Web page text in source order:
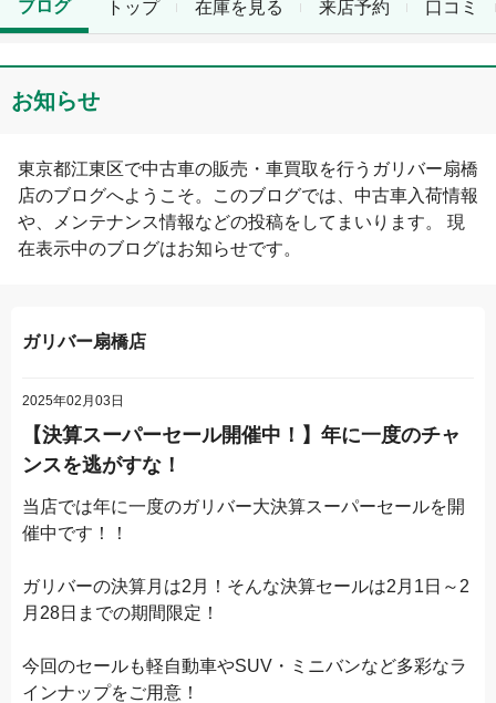
トップ 在庫を見る 来店予約 口コミ
ブログ
お知らせ
東京都江東区で中古車の販売・車買取を行う ガリバー扇橋
店のブログへようこそ。このブログでは、中古車入荷情報
や、メンテナンス情報などの投稿をしてまいります。 現
在表示中のブログはお知らせです。
ガリバー扇橋店
2025年02月03日
【決算スーパーセール開催中！】年に一度のチャ
ンスを逃がすな！
当店では年に一度のガリバー大決算スーパーセールを開
催中です！！
ガリバーの決算月は2月！そんな決算セールは2月1日～2
月28日までの期間限定！
今回のセールも軽自動車やSUV・ミニバンなど多彩なラ
インナップをご用意！